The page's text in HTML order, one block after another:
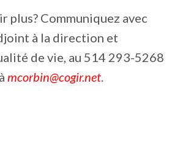
plus? Communiquez avec
à la direction et
de vie, au 514 293-5268
mcorbin@cogir.net.